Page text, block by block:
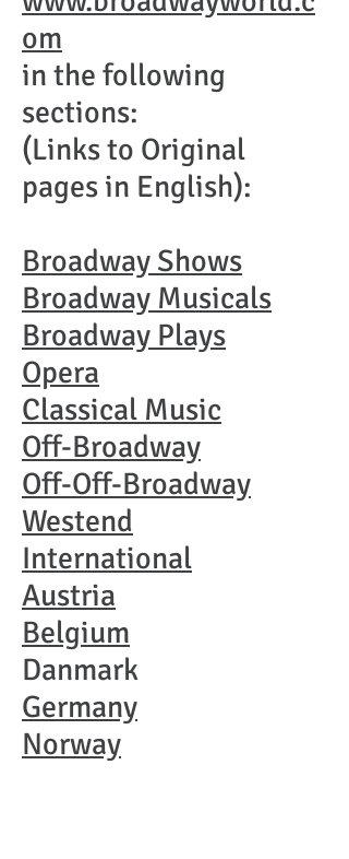
om
in the following
sections:
(Links to Original
pages in English):
Broadway Shows
Broadway Musicals
Broadway Plays
Opera
Classical Music
Off-Broadway
Off-Off-Broadway
Westend
International
Austria
Belgium
Danmark
Germany
Norway